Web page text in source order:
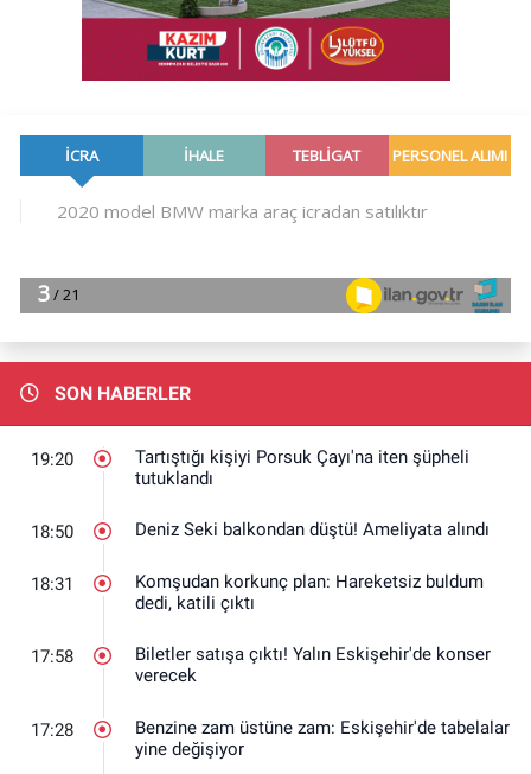
SON HABERLER
19:20
Tartıştığı kişiyi Porsuk Çayı'na iten şüpheli
tutuklandı
18:50 Deniz Seki balkondan düştü! Ameliyata alındı
18:31
Komşudan korkunç plan: Hareketsiz buldum
dedi, katili çıktı
17:58
Biletler satışa çıktı! Yalın Eskişehir'de konser
verecek
17:28
Benzine zam üstüne zam: Eskişehir'de tabelalar
yine değişiyor